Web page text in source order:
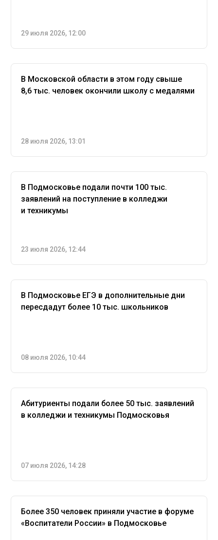
29 июля 2026, 12:00
В Московской области в этом году свыше
8,6 тыс. человек окончили школу с медалями
28 июля 2026, 13:01
В Подмосковье подали почти 100 тыс.
заявлений на поступление в колледжи
и техникумы
23 июля 2026, 12:44
В Подмосковье ЕГЭ в дополнительные дни
пересдадут более 10 тыс. школьников
08 июля 2026, 10:44
Абитуриенты подали более 50 тыс. заявлений
в колледжи и техникумы Подмосковья
07 июля 2026, 14:28
Более 350 человек приняли участие в форуме
«Воспитатели России» в Подмосковье